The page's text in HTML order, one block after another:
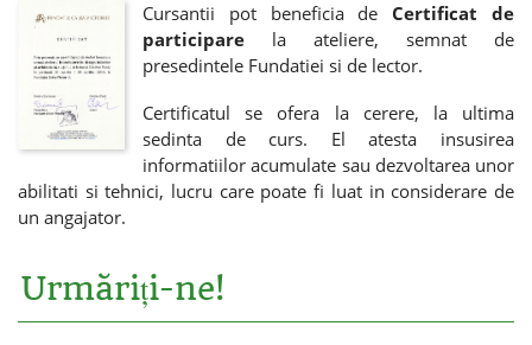
Cursantii pot beneficia de Certificat de
participare la ateliere, semnat de
presedintele Fundatiei si de lector.
Certificatul se ofera la cerere, la ultima
sedinta de curs. El atesta insusirea
informatiilor acumulate sau dezvoltarea unor
abilitati si tehnici, lucru care poate fi luat in considerare de
un angajator.
Urmăriți-ne!